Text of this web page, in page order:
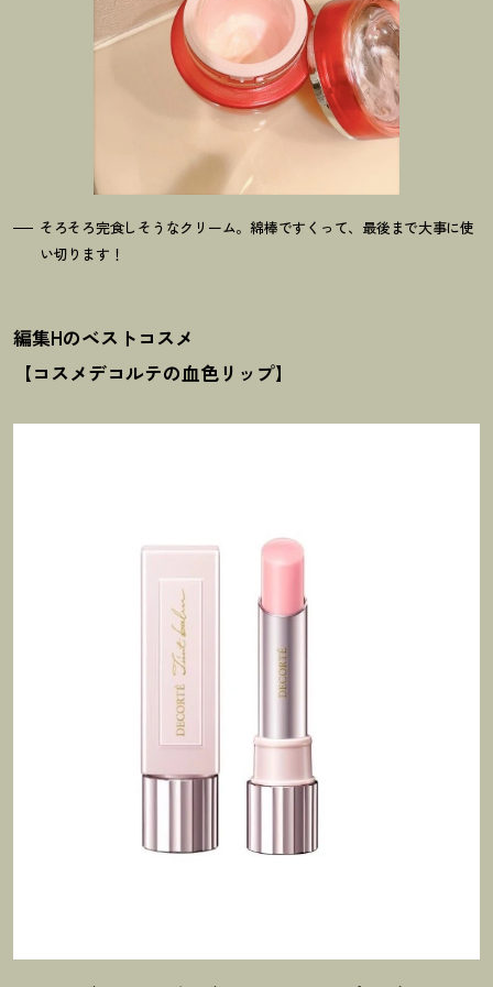
そろそろ完食しそうなクリーム。綿棒ですくって、最後まで大事に使
い切ります ！
編集Hのベストコスメ
【コスメデコルテの血色リップ】